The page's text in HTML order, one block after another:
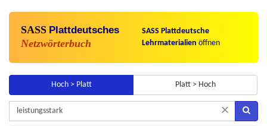
SASS Plattdeutsches
Netzwörterbuch
SASS Plattdeutsche
Lehrmaterialien öffnen
Hoch > Platt Platt > Hoch
×